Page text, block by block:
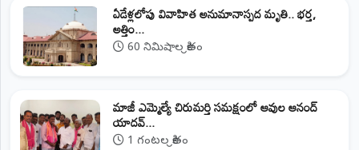
ఏడేళ్లలోపు వివాహిత అనుమానాస్పద మృతి.. భర్త,
అత్తిం...
60 నిమిషాల క్రితం
మాజీ ఎమ్మెల్యే చిరుమర్తి సమక్షంలో ఆవుల ఆనంద్
యాదవ్...
1 గంటల క్రితం